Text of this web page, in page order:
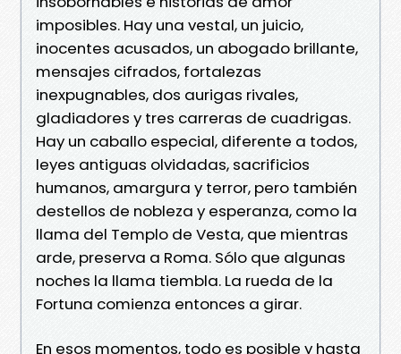
imposibles. Hay una vestal, un juicio,
inocentes acusados, un abogado brillante,
mensajes cifrados, fortalezas
inexpugnables, dos aurigas rivales,
gladiadores y tres carreras de cuadrigas.
Hay un caballo especial, diferente a todos,
leyes antiguas olvidadas, sacrificios
humanos, amargura y terror, pero también
destellos de nobleza y esperanza, como la
llama del Templo de Vesta, que mientras
arde, preserva a Roma. Sólo que algunas
noches la llama tiembla. La rueda de la
Fortuna comienza entonces a girar.
En esos momentos, todo es posible y hasta